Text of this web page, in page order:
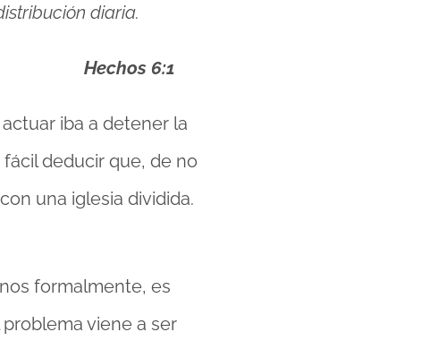
diaria.
Hechos 6:1
iba a detener la
deducir que, de no
una iglesia dividida.
formalmente, es
viene a ser